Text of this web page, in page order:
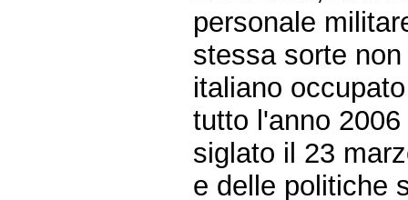
personale
stessa sorte
italiano
tutto l'anno
siglato il 23
e delle politiche